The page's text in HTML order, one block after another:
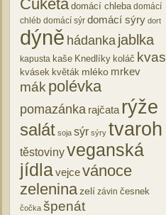
Cuketa domácí chleba domácí
chléb domácí sýr domácí sýry dort
dýně hádanka jablka
kapusta kaše Knedlíky koláč kvas
kvásek květák mléko mrkev
mákpolévka
pomazánka rajčata rýže
salát soja sýr sýry tvaroh
těstovinyveganská
jídlavejcevánoce
zeleninazelí závin česnek
čočka špenát